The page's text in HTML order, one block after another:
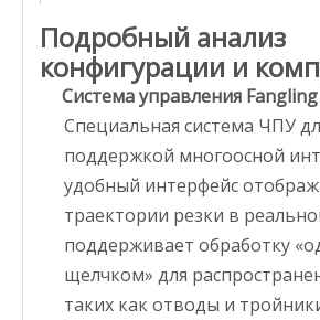
Общий вес
470 кг
Источник питания
220 В
50 Гц
Подробный анализ
конфигурации и
Система управления Fangling
Специальная система ЧПУ
поддержкой многоосной
удобный интерфейс
траектории резки в
поддерживает обработку
щелчком» для
таких как отводы и